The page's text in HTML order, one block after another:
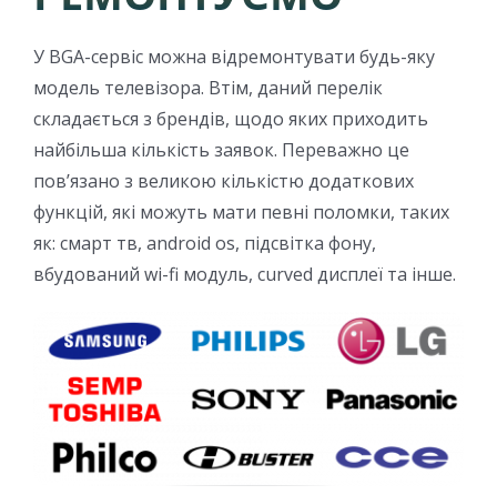
У BGA-сервіс можна відремонтувати будь-яку
модель телевізора. Втім, даний перелік
складається з брендів, щодо яких приходить
найбільша кількість заявок. Переважно це
пов’язано з великою кількістю додаткових
функцій, які можуть мати певні поломки, таких
як: смарт тв, аndroid os, підсвітка фону,
вбудований wi-fi модуль, curved дисплеї та інше.